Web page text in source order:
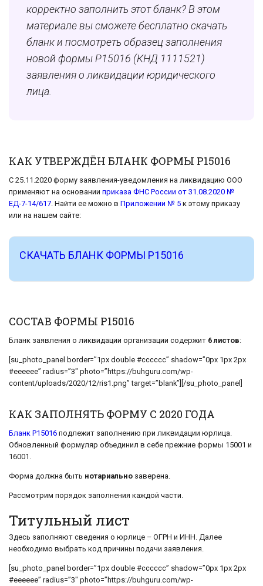
корректно заполнить этот бланк? В этом
материале вы сможете бесплатно скачать
бланк и посмотреть образец заполнения
новой формы Р15016 (КНД 1111521)
заявления о ликвидации юридического
лица.
КАК УТВЕРЖДЁН БЛАНК ФОРМЫ Р15016
С 25.11.2020 форму заявления-уведомления на ликвидацию ООО
применяют на основании приказа ФНС России от 31.08.2020 №
ЕД-7-14/617. Найти ее можно в Приложении № 5 к этому приказу
или на нашем сайте:
СКАЧАТЬ БЛАНК ФОРМЫ Р15016
СОСТАВ ФОРМЫ Р15016
Бланк заявления о ликвидации организации содержит 6 листов:
[su_photo_panel border=”1px double #cccccc” shadow=”0px 1px 2px
#eeeeee” radius=”3″ photo=”https://buhguru.com/wp-
content/uploads/2020/12/ris1.png” target=”blank”][/su_photo_panel]
КАК ЗАПОЛНЯТЬ ФОРМУ С 2020 ГОДА
Бланк Р15016 подлежит заполнению при ликвидации юрлица.
Обновленный формуляр объединил в себе прежние формы 15001 и
16001.
Форма должна быть нотариально заверена.
Рассмотрим порядок заполнения каждой части.
Титульный лист
Здесь заполняют сведения о юрлице – ОГРН и ИНН. Далее
необходимо выбрать код причины подачи заявления.
[su_photo_panel border=”1px double #cccccc” shadow=”0px 1px 2px
#eeeeee” radius=”3″ photo=”https://buhguru.com/wp-